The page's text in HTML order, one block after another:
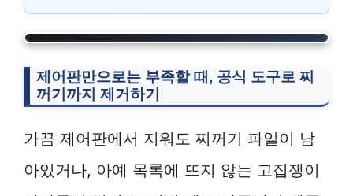
제어판만으로는 부족할 때, 공식 도구로 찌
꺼기까지 제거하기
가끔 제어판에서 지워도 찌꺼기 파일이 남
아있거나, 아예 목록에 뜨지 않는 고집쟁이